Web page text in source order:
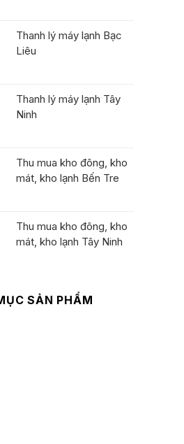
Thanh lý máy lạnh Bạc
Liêu
Thanh lý máy lạnh Tây
Ninh
Thu mua kho đông, kho
mát, kho lạnh Bến Tre
Thu mua kho đông, kho
mát, kho lạnh Tây Ninh
SẢN PHẨM